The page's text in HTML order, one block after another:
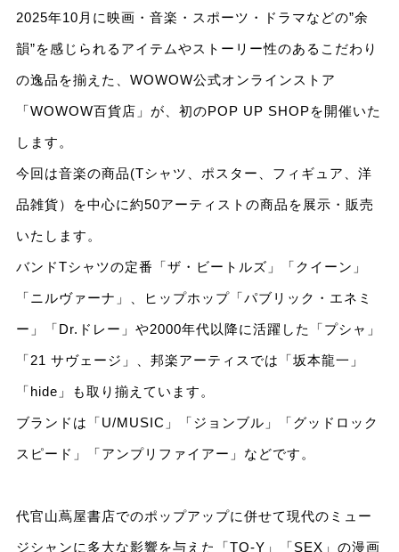
2025年10月に映画・音楽・スポーツ・ドラマなどの”余
韻”を感じられるアイテムやストーリー性のあるこだわり
の逸品を揃えた、WOWOW公式オンラインストア
「WOWOW百貨店」が、初のPOP UP SHOPを開催いた
します。
今回は音楽の商品(Tシャツ、ポスター、フィギュア、洋
品雑貨）を中心に約50アーティストの商品を展示・販売
いたします。
バンドTシャツの定番「ザ・ビートルズ」「クイーン」
「ニルヴァーナ」、ヒップホップ「パブリック・エネミ
ー」「Dr.ドレー」や2000年代以降に活躍した「プシャ」
「21 サヴェージ」、邦楽アーティスでは「坂本龍一」
「hide」も取り揃えています。
ブランドは「U/MUSIC」「ジョンブル」「グッドロック
スピード」「アンプリファイアー」などです。
代官山蔦屋書店でのポップアップに併せて現代のミュー
ジシャンに多大な影響を与えた「TO-Y」「SEX」の漫画